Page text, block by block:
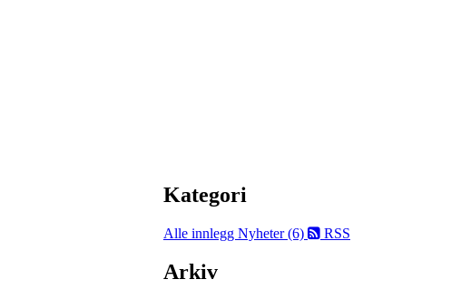
Kategori
Alle innlegg Nyheter (6) RSS
Arkiv